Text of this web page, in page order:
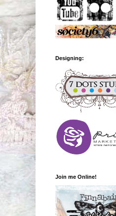
Designing:
Join me Online!